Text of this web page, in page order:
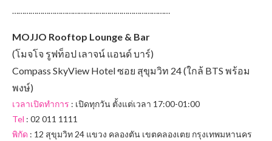
……………………………………………………………………
MOJJO Rooftop Lounge & Bar
(โมจโจ รูฟท็อป เลาจน์ แอนด์ บาร์)
Compass SkyView Hotel ซอย สุขุมวิท 24 (ใกล้ BTS พร้อม
พงษ์)
เวลาเปิดทำการ : เปิดทุกวัน ตั้งแต่เวลา 17:00-01:00
Tel : 02 011 1111
พิกัด : 12 สุขุมวิท 24 แขวง คลองตัน เขตคลองเตย กรุงเทพมหานคร